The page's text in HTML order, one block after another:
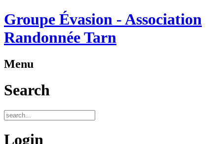
Groupe Évasion - Association
Randonnée Tarn
Menu
Search
Login